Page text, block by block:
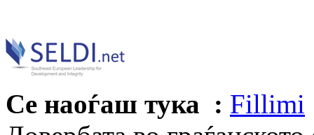
Се наоѓаш тука : Fillimi